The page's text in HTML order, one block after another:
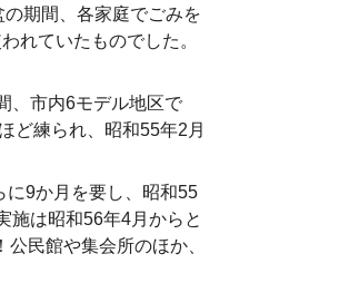
期間、各家庭でごみを
れていたものでした。
、市内6モデル地区で
ど練られ、昭和55年2月
9か月を要し、昭和55
施は昭和56年4月からと
民館や集会所のほか、